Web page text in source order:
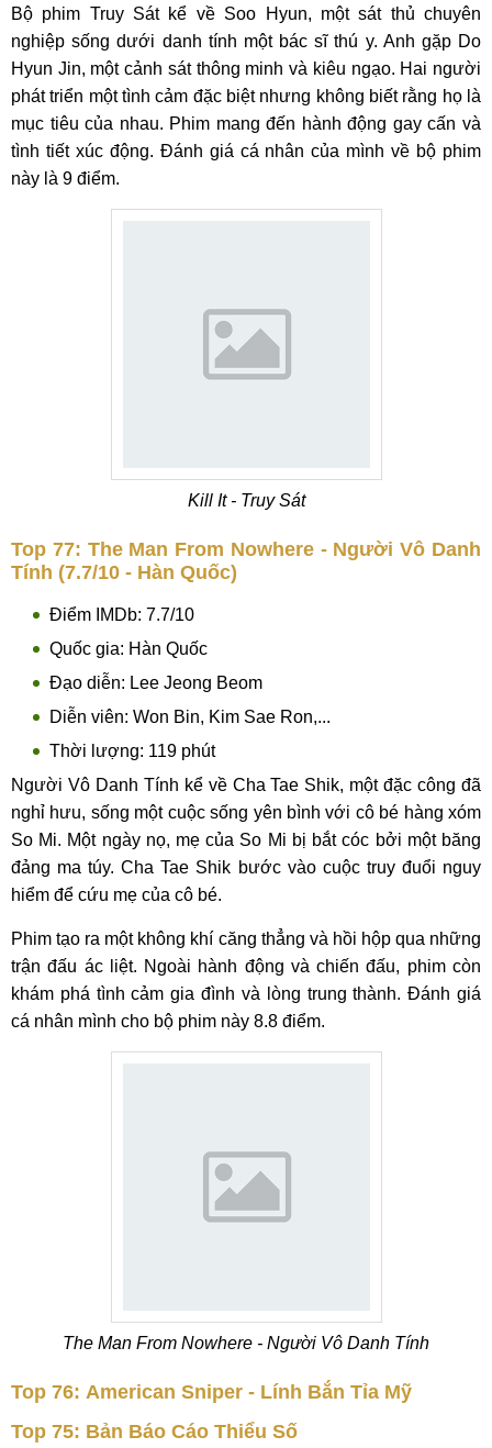
Bộ phim Truy Sát kể về Soo Hyun, một sát thủ chuyên
nghiệp sống dưới danh tính một bác sĩ thú y. Anh gặp Do
Hyun Jin, một cảnh sát thông minh và kiêu ngạo. Hai người
phát triển một tình cảm đặc biệt nhưng không biết rằng họ là
mục tiêu của nhau. Phim mang đến hành động gay cấn và
tình tiết xúc động. Đánh giá cá nhân của mình về bộ phim
này là 9 điểm.
Kill It - Truy Sát
Top 77: The Man From Nowhere - Người Vô Danh
Tính (7.7/10 - Hàn Quốc)
Điểm IMDb: 7.7/10
Quốc gia: Hàn Quốc
Đạo diễn: Lee Jeong Beom
Diễn viên: Won Bin, Kim Sae Ron,...
Thời lượng: 119 phút
Người Vô Danh Tính kể về Cha Tae Shik, một đặc công đã
nghỉ hưu, sống một cuộc sống yên bình với cô bé hàng xóm
So Mi. Một ngày nọ, mẹ của So Mi bị bắt cóc bởi một băng
đảng ma túy. Cha Tae Shik bước vào cuộc truy đuổi nguy
hiểm để cứu mẹ của cô bé.
Phim tạo ra một không khí căng thẳng và hồi hộp qua những
trận đấu ác liệt. Ngoài hành động và chiến đấu, phim còn
khám phá tình cảm gia đình và lòng trung thành. Đánh giá
cá nhân mình cho bộ phim này 8.8 điểm.
The Man From Nowhere - Người Vô Danh Tính
Top 76: American Sniper - Lính Bắn Tỉa Mỹ
Top 75: Bản Báo Cáo Thiểu Số